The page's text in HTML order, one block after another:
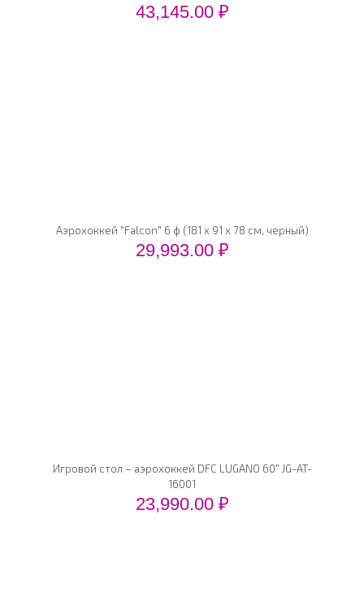
43,145.00 ₽
Аэрохоккей "Falcon" 6 ф (181 х 91 х 78 см, черный)
29,993.00 ₽
Игровой стол – аэрохоккей DFC LUGANO 60" JG-AT-
16001
23,990.00 ₽